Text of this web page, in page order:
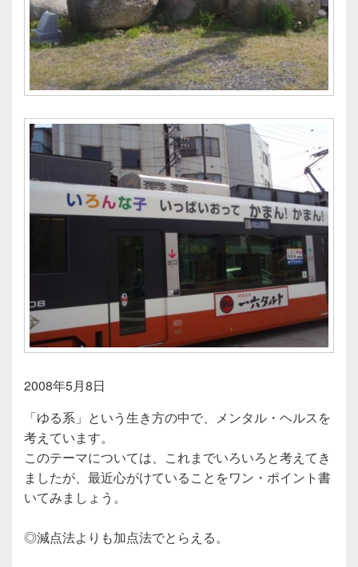
2008年5月8日
「ゆる系」という生き方の中で、メンタル・ヘルスを
考えています。
このテーマについては、これまでいろいろと考えてき
ましたが、最近心がけていることをワン・ポイント書
いてみましょう。
◎減点法よりも加点法でとらえる。